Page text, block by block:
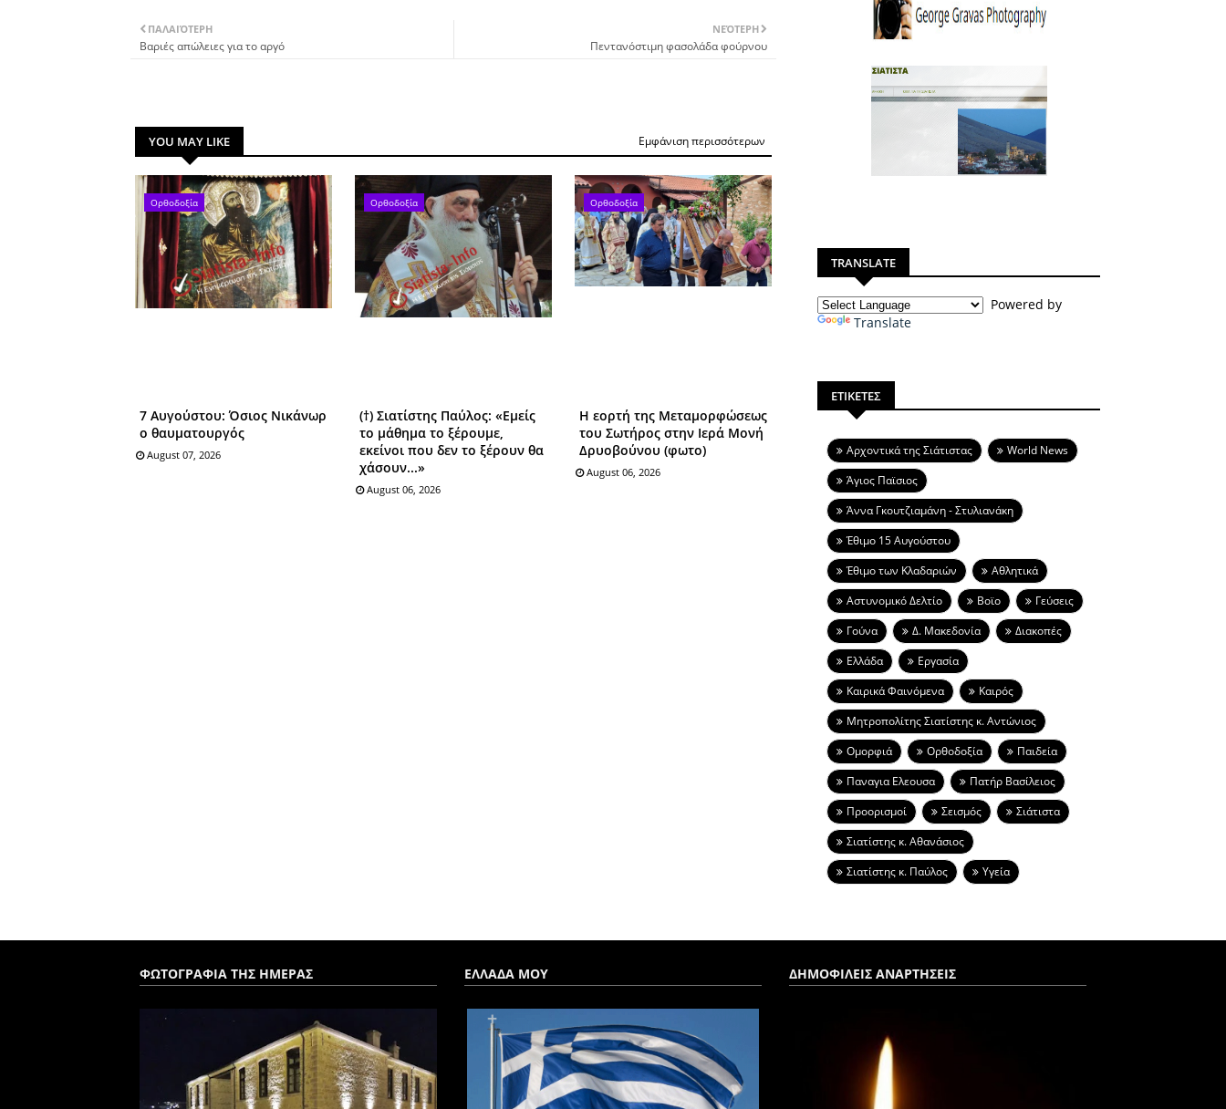
ΝΕΌΤΕΡΗ
Πεντανόστιμη φασολάδα φούρνου
ΠΑΛΑΙΌΤΕΡΗ
Βαριές απώλειες για το αργό
YOU MAY LIKE Εμφάνιση περισσότερων
Ορθοδοξία
7 Αυγούστου: Όσιος Nικάνωρ
o θαυματoυργός
August 07, 2026
Ορθοδοξία
(†) Σιατίστης Παύλος: «Εμείς
το μάθημα το ξέρουμε,
εκείνοι που δεν το ξέρουν θα
χάσουν...»
August 06, 2026
Ορθοδοξία
Η εορτή της Μεταμορφώσεως
του Σωτήρος στην Ιερά Μονή
Δρυοβούνου (φωτο)
August 06, 2026
TRANSLATE
Powered by
Translate
ΕΤΙΚΕΤΕΣ
Aρχοντικά της Σιάτιστας
World News
Άγιος Παϊσιος
Άννα Γκουτζιαμάνη - Στυλιανάκη
Έθιμο 15 Αυγούστου
Έθιμο των Κλαδαριών
Αθλητικά
Αστυνομικό Δελτίο
Βοϊο
Γεύσεις
Γούνα
Δ. Μακεδονία
Διακοπές
Ελλάδα
Εργασία
Καιρικά Φαινόμενα
Καιρός
Μητροπολίτης Σιατίστης κ. Αντώνιος
Ομορφιά
Ορθοδοξία
Παιδεία
Παναγια Ελεουσα
Πατήρ Βασίλειος
Προορισμοί
Σεισμός
Σιάτιστα
Σιατίστης κ. Αθανάσιος
Σιατίστης κ. Παύλος
Υγεία
ΦΩΤΟΓΡΑΦΙΑ ΤΗΣ ΗΜΕΡΑΣ ΕΛΛΑΔΑ ΜΟΥ ΔΗΜΟΦΙΛΕΙΣ ΑΝΑΡΤΗΣΕΙΣ